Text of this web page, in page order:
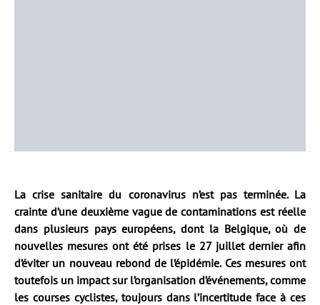
La crise sanitaire du coronavirus n’est pas terminée. La
crainte d’une deuxième vague de contaminations est réelle
dans plusieurs pays européens, dont la Belgique, où de
nouvelles mesures ont été prises le 27 juillet dernier afin
d’éviter un nouveau rebond de l’épidémie. Ces mesures ont
toutefois un impact sur l’organisation d’événements, comme
les courses cyclistes, toujours dans l’incertitude face à ces